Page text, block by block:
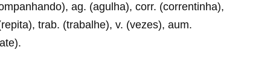
ag. (agulha), corr. (correntinha),
trab. (trabalhe), v. (vezes), aum.